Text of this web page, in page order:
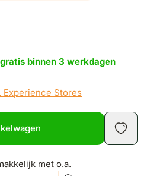
binnen 3 werkdagen
Experience Stores
met o.a.